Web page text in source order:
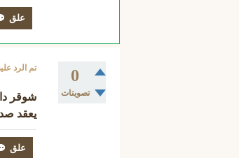
0
تصويتات
تم الرد
يعقد صداقة مع